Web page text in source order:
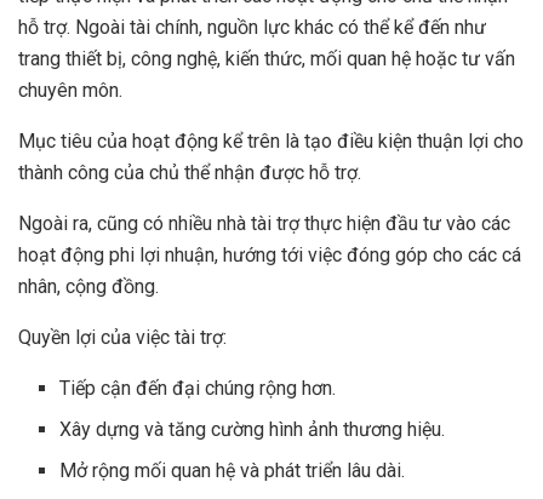
hỗ trợ. Ngoài tài chính, nguồn lực khác có thể kể đến như
trang thiết bị, công nghệ, kiến thức, mối quan hệ hoặc tư vấn
chuyên môn.
Mục tiêu của hoạt động kể trên là tạo điều kiện thuận lợi cho
thành công của chủ thể nhận được hỗ trợ.
Ngoài ra, cũng có nhiều nhà tài trợ thực hiện đầu tư vào các
hoạt động phi lợi nhuận, hướng tới việc đóng góp cho các cá
nhân, cộng đồng.
Quyền lợi của việc tài trợ:
Tiếp cận đến đại chúng rộng hơn.
Xây dựng và tăng cường hình ảnh thương hiệu.
Mở rộng mối quan hệ và phát triển lâu dài.